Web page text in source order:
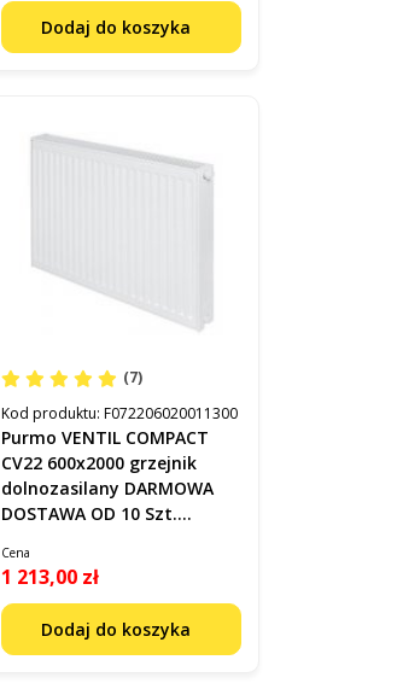
Dodaj do koszyka
(7)
Kod produktu: F072206020011300
Purmo VENTIL COMPACT
CV22 600x2000 grzejnik
dolnozasilany DARMOWA
DOSTAWA OD 10 Szt.
Cena
1 213,00 zł
Dodaj do koszyka